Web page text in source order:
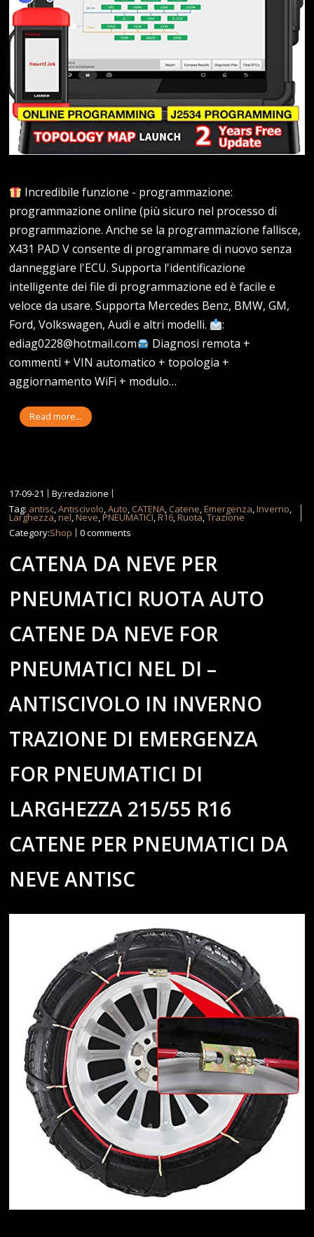
Incredibile funzione - programmazione:
programmazione online (più sicuro nel processo di
programmazione. Anche se la programmazione fallisce,
X431 PAD V consente di programmare di nuovo senza
danneggiare l'ECU. Supporta l'identificazione
intelligente dei file di programmazione ed è facile e
veloce da usare. Supporta Mercedes Benz, BMW, GM,
Ford, Volkswagen, Audi e altri modelli.
:
ediag0228@hotmail.com
Diagnosi remota +
commenti + VIN automatico + topologia +
aggiornamento WiFi + modulo…
Read more...
17-09-21
By:redazione
Tag: antisc,Antiscivolo,Auto, CATENA, Catene,Emergenza,Inverno,
Larghezza,nel,Neve,PNEUMATICI,R16,Ruota,Trazione
Category:Shop 0 comments
CATENA DA NEVE PER
PNEUMATICI RUOTA AUTO
CATENE DA NEVE FOR
PNEUMATICI NEL DI –
ANTISCIVOLO IN INVERNO
TRAZIONE DI EMERGENZA
FOR PNEUMATICI DI
LARGHEZZA 215/55 R16
CATENE PER PNEUMATICI DA
NEVE ANTISC